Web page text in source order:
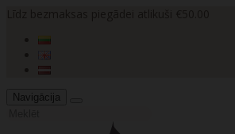
Navigācija